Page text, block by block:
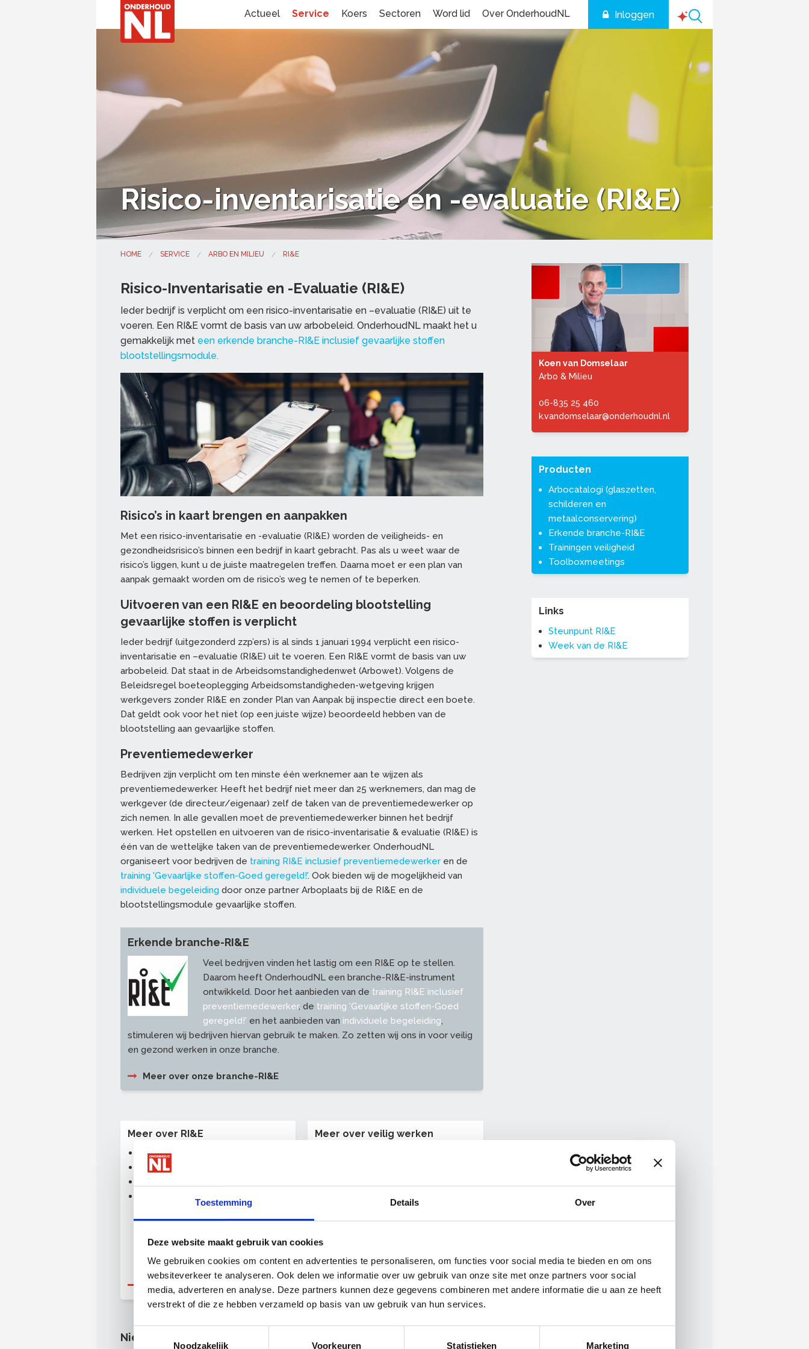
Toestemming Details Over
Deze website maakt gebruik van cookies
We gebruiken cookies om content en advertenties te personaliseren, om functies voor social media te bieden en om ons
websiteverkeer te analyseren. Ook delen we informatie over uw gebruik van onze site met onze partners voor social
media, adverteren en analyse. Deze partners kunnen deze gegevens combineren met andere informatie die u aan ze heeft
verstrekt of die ze hebben verzameld op basis van uw gebruik van hun services.
Noodzakelijk
Voorkeuren Statistieken Marketing
Inloggen
Actueel Service Koers Sectoren Word lid Over OnderhoudNL
Risico-inventarisatie en -evaluatie (RI&E)
HOME SERVICE ARBO EN MILIEU RI&E
Risico-Inventarisatie en -Evaluatie (RI&E)
Ieder bedrijf is verplicht om een risico-inventarisatie en –evaluatie (RI&E) uit te
voeren. Een RI&E vormt de basis van uw arbobeleid. OnderhoudNL maakt het u
gemakkelijk met een erkende branche-RI&E inclusief gevaarlijke stoffen
blootstellingsmodule.
Risico’s in kaart brengen en aanpakken
Met een risico-inventarisatie en -evaluatie (RI&E) worden de veiligheids- en
gezondheidsrisico’s binnen een bedrijf in kaart gebracht. Pas als u weet waar de
risico’s liggen, kunt u de juiste maatregelen treffen. Daarna moet er een plan van
aanpak gemaakt worden om de risico’s weg te nemen of te beperken.
Uitvoeren van een RI&E en beoordeling blootstelling
gevaarlijke stoffen is verplicht
Ieder bedrijf (uitgezonderd zzp’ers) is al sinds 1 januari 1994 verplicht een risico-
inventarisatie en –evaluatie (RI&E) uit te voeren. Een RI&E vormt de basis van uw
arbobeleid. Dat staat in de Arbeidsomstandighedenwet (Arbowet). Volgens de
Beleidsregel boeteoplegging Arbeidsomstandigheden-wetgeving krijgen
werkgevers zonder RI&E en zonder Plan van Aanpak bij inspectie direct een boete.
Dat geldt ook voor het niet (op een juiste wijze) beoordeeld hebben van de
blootstelling aan gevaarlijke stoffen.
Preventiemedewerker
Bedrijven zijn verplicht om ten minste één werknemer aan te wijzen als
preventiemedewerker. Heeft het bedrijf niet meer dan 25 werknemers, dan mag de
werkgever (de directeur/eigenaar) zelf de taken van de preventiemedewerker op
zich nemen. In alle gevallen moet de preventiemedewerker binnen het bedrijf
werken. Het opstellen en uitvoeren van de risico-inventarisatie & evaluatie (RI&E) is
één van de wettelijke taken van de preventiemedewerker. OnderhoudNL
organiseert voor bedrijven de training RI&E inclusief preventiemedewerker en de
training 'Gevaarlijke stoffen-Goed geregeld!'. Ook bieden wij de mogelijkheid van
individuele begeleiding door onze partner Arboplaats bij de RI&E en de
blootstellingsmodule gevaarlijke stoffen.
Erkende branche-RI&E
Veel bedrijven vinden het lastig om een RI&E op te stellen.
Daarom heeft OnderhoudNL een branche-RI&E-instrument
ontwikkeld. Door het aanbieden van de training RI&E inclusief
preventiemedewerker, de training 'Gevaarlijke stoffen-Goed
geregeld!' en het aanbieden van individuele begeleiding,
stimuleren wij bedrijven hiervan gebruik te maken. Zo zetten wij ons in voor veilig
en gezond werken in onze branche.
Meer over onze branche-RI&E
Meer over RI&E
Erkende branche-RI&E
Online RI&E-omgeving
Naar dossier Arbobeleid
Meer over veilig werken
Werken bij hitte
Naar thema Arbo & Milieu
Koen van Domselaar
Arbo & Milieu
06-835 25 460
k.vandomselaar@onderhoudnl.nl
Producten
Arbocatalogi (glaszetten,
schilderen en
metaalconservering)
Erkende branche-RI&E
Trainingen veiligheid
Toolboxmeetings
Links
Steunpunt RI&E
Week van de RI&E
Nieuws